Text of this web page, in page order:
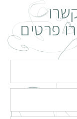
פרטים